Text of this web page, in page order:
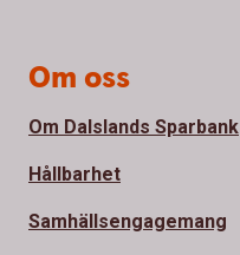
Om oss
Om Dalslands Sparbank
Hållbarhet
Samhällsengagemang